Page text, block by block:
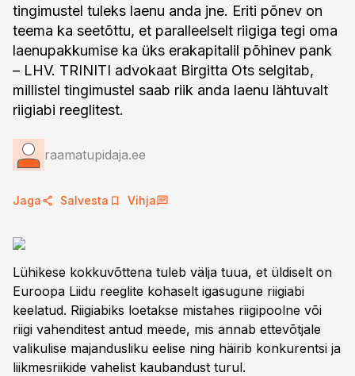
tingimustel tuleks laenu anda jne. Eriti põnev on
teema ka seetõttu, et paralleelselt riigiga tegi oma
laenupakkumise ka üks erakapitalil põhinev pank
– LHV. TRINITI advokaat Birgitta Ots selgitab,
millistel tingimustel saab riik anda laenu lähtuvalt
riigiabi reeglitest.
raamatupidaja.ee
Jaga Salvesta Vihja
Lühikese kokkuvõttena tuleb välja tuua, et üldiselt on
Euroopa Liidu reeglite kohaselt igasugune riigiabi
keelatud. Riigiabiks loetakse mistahes riigipoolne või
riigi vahenditest antud meede, mis annab ettevõtjale
valikulise majandusliku eelise ning häirib konkurentsi ja
liikmesriikide vahelist kaubandust turul.